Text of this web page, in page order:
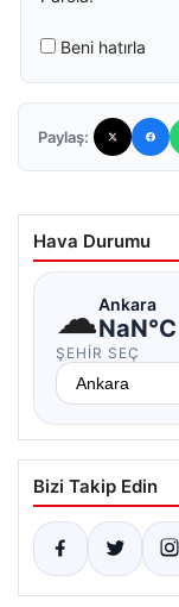
Beni hatırla
Paylaş:
Hava Durumu
☁Ankara
NaN°C
ŞEHIR SEÇ
Bizi Takip Edin